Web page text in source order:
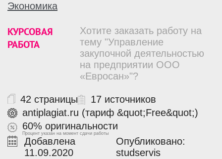
Экономика
КУРСОВАЯ
РАБОТА
Хотите заказать работу на
тему "Управление
закупочной деятельностью
на предприятии ООО
«Евросан»"?
42 страницы
17 источников
antiplagiat.ru (тариф &quot;Free&quot;)
60% оригинальности
Процент указан на момент сдачи работы
Добавлена
11.09.2020
Опубликовано:
studservis